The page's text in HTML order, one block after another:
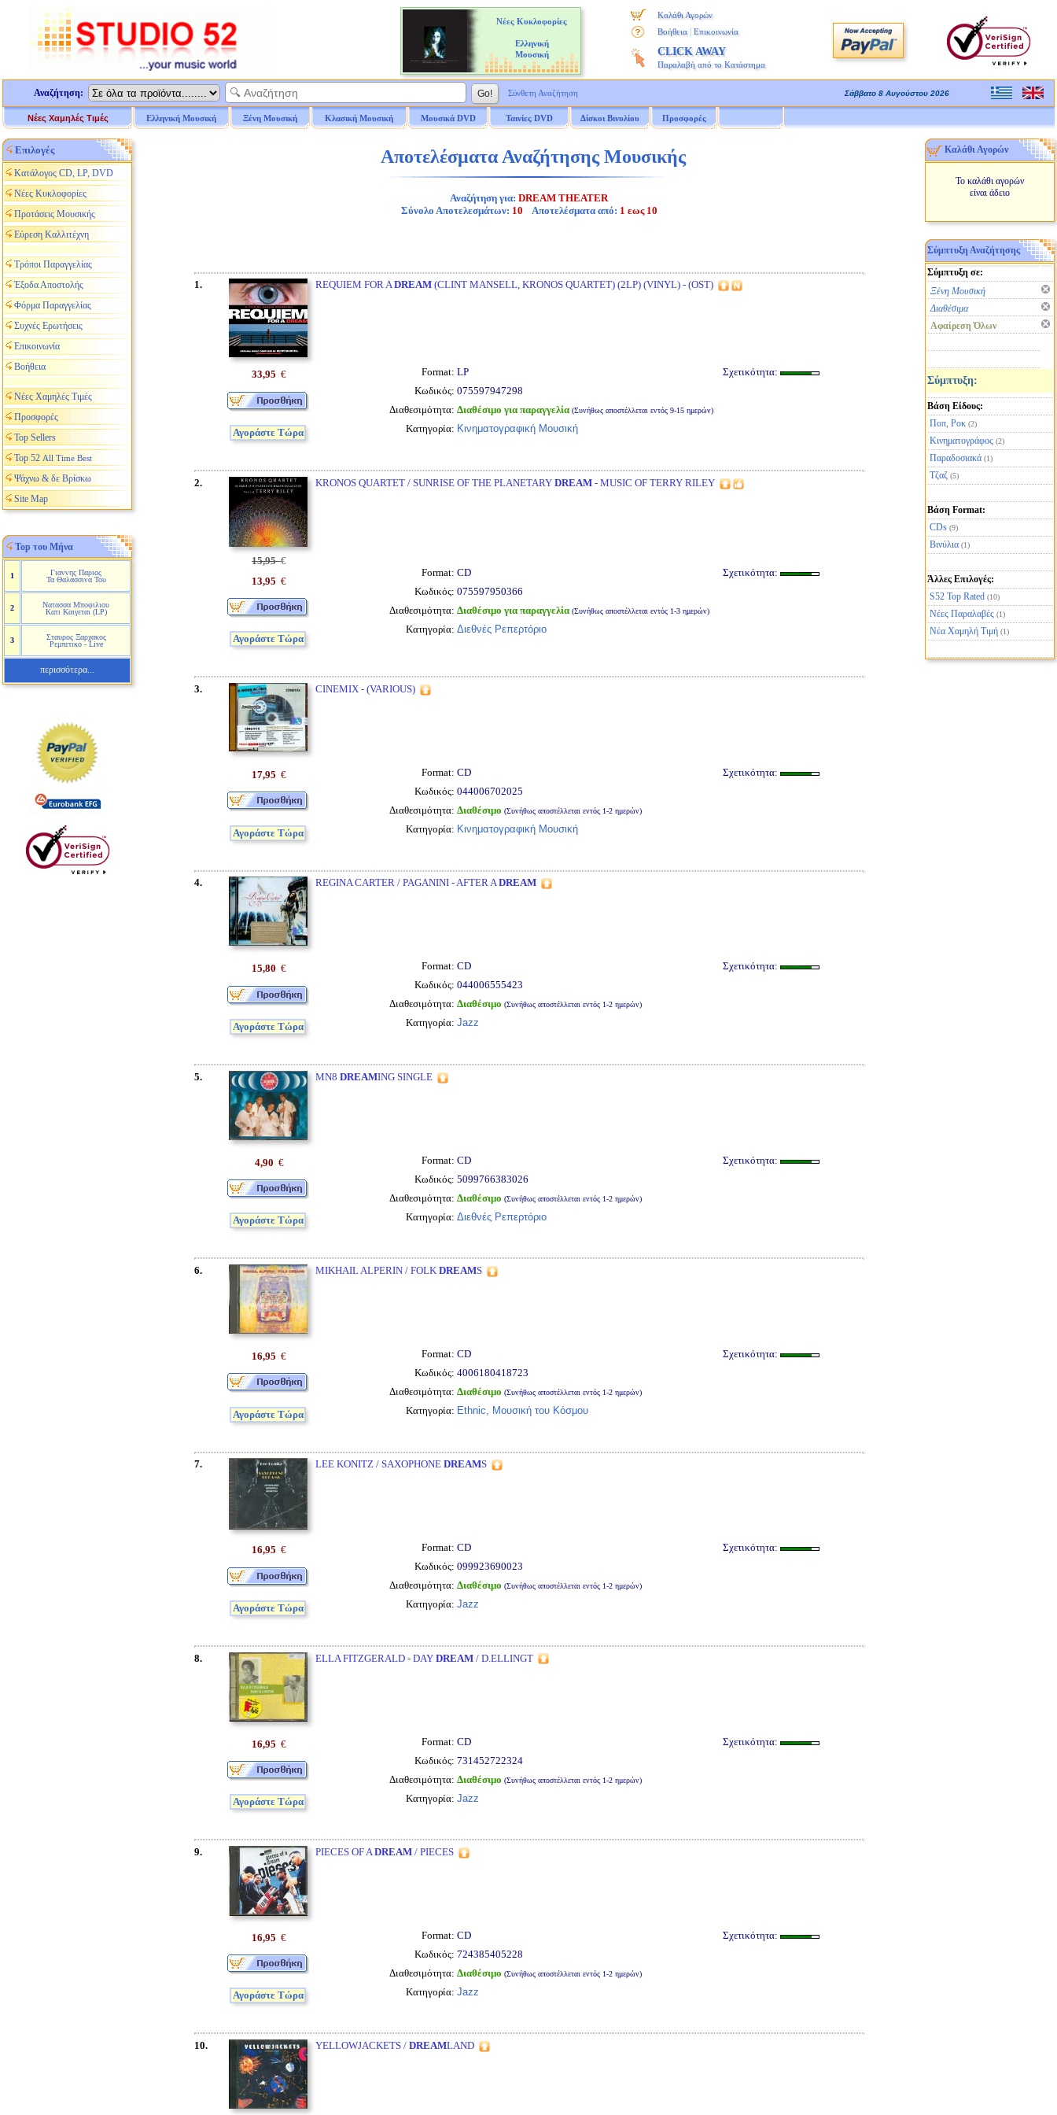
Νέες Κυκλοφορίες
Ελληνική
Μουσική
Καλάθι Αγορών
Βοήθεια
Επικοινωνία
CLICK AWAY
Παραλαβή από το Κατάστημα
Αναζήτηση: Σύνθετη Αναζήτηση Σάββατο 8 Αυγούστου 2026
Νέες Χαμηλές Τιμές Ελληνική Μουσική Ξένη Μουσική Κλασική Μουσική Μουσικά DVD Ταινίες DVD Δίσκοι Βινυλίου Προσφορές
Επιλογές
Κατάλογος CD, LP, DVD
Νέες Κυκλοφορίες
Προτάσεις Μουσικής
Εύρεση Καλλιτέχνη
Τρόποι Παραγγελίας
Έξοδα Αποστολής
Φόρμα Παραγγελίας
Συχνές Ερωτήσεις
Επικοινωνία
Βοήθεια
Νέες Χαμηλές Τιμές
Προσφορές
Top Sellers
Top 52 All Time Best
Ψάχνω & δε Βρίσκω
Site Map
Top του Μήνα
1
Γιαννης Παριος
Τα Θαλασσινα Του
2
Νατασσα Μποφιλιου
Κατι Καιγεται (LP)
3
Σταυρος Ξαρχακος
Ρεμπετικο - Live
περισσότερα...
Αποτελέσματα Αναζήτησης Μουσικής
Αναζήτηση για: DREAM THEATER
Σύνολο Αποτελεσμάτων: 10 Αποτελέσματα από: 1 εως 10
1. REQUIEM FOR ADREAM(CLINT MANSELL, KRONOS QUARTET) (2LP) (VINYL) - (OST)
33,95 €
Αγοράστε Τώρα
Format: LP
Σχετικότητα:
Κωδικός: 075597947298
Διαθεσιμότητα: Διαθέσιμο για παραγγελία (Συνήθως αποστέλλεται εντός 9-15 ημερών)
Κατηγορία: Κινηματογραφική Μουσική
2. KRONOS QUARTET / SUNRISE OF THE PLANETARY DREAM- MUSIC OF TERRY RILEY
15,95€
13,95 €
Αγοράστε Τώρα
Format: CD
Σχετικότητα:
Κωδικός: 075597950366
Διαθεσιμότητα: Διαθέσιμο για παραγγελία (Συνήθως αποστέλλεται εντός 1-3 ημερών)
Κατηγορία: Διεθνές Ρεπερτόριο
3. CINEMIX - (VARIOUS)
17,95 €
Αγοράστε Τώρα
Format: CD
Σχετικότητα:
Κωδικός: 044006702025
Διαθεσιμότητα: Διαθέσιμο (Συνήθως αποστέλλεται εντός 1-2 ημερών)
Κατηγορία: Κινηματογραφική Μουσική
4. REGINA CARTER / PAGANINI - AFTER ADREAM
15,80 €
Αγοράστε Τώρα
Format: CD
Σχετικότητα:
Κωδικός: 044006555423
Διαθεσιμότητα: Διαθέσιμο (Συνήθως αποστέλλεται εντός 1-2 ημερών)
Κατηγορία: Jazz
5. MN8 DREAMING SINGLE
4,90 €
Αγοράστε Τώρα
Format: CD
Σχετικότητα:
Κωδικός: 5099766383026
Διαθεσιμότητα: Διαθέσιμο (Συνήθως αποστέλλεται εντός 1-2 ημερών)
Κατηγορία: Διεθνές Ρεπερτόριο
6. MIKHAIL ALPERIN / FOLK DREAMS
16,95 €
Αγοράστε Τώρα
Format: CD
Σχετικότητα:
Κωδικός: 4006180418723
Διαθεσιμότητα: Διαθέσιμο (Συνήθως αποστέλλεται εντός 1-2 ημερών)
Κατηγορία: Ethnic, Μουσική του Κόσμου
7. LEE KONITZ / SAXOPHONE DREAMS
16,95 €
Αγοράστε Τώρα
Format: CD
Σχετικότητα:
Κωδικός: 099923690023
Διαθεσιμότητα: Διαθέσιμο (Συνήθως αποστέλλεται εντός 1-2 ημερών)
Κατηγορία: Jazz
8. ELLA FITZGERALD - DAY DREAM/ D.ELLINGT
16,95 €
Αγοράστε Τώρα
Format: CD
Σχετικότητα:
Κωδικός: 731452722324
Διαθεσιμότητα: Διαθέσιμο (Συνήθως αποστέλλεται εντός 1-2 ημερών)
Κατηγορία: Jazz
9. PIECES OF A DREAM/ PIECES
16,95 €
Αγοράστε Τώρα
Format: CD
Σχετικότητα:
Κωδικός: 724385405228
Διαθεσιμότητα: Διαθέσιμο (Συνήθως αποστέλλεται εντός 1-2 ημερών)
Κατηγορία: Jazz
10. YELLOWJACKETS / DREAMLAND
Καλάθι Αγορών
Το καλάθι αγορών
είναι άδειο
Σύμπτυξη Αναζήτησης
Σύμπτυξη σε:
Ξένη Μουσική
Διαθέσιμα
Αφαίρεση Όλων
Σύμπτυξη:
Βάση Είδους:
Ποπ, Ροκ (2)
Κινηματογράφος (2)
Παραδοσιακά (1)
Τζαζ (5)
Βάση Format:
CDs (9)
Βινύλια (1)
Άλλες Επιλογές:
S52 Top Rated (10)
Νέες Παραλαβές (1)
Νέα Χαμηλή Τιμή (1)